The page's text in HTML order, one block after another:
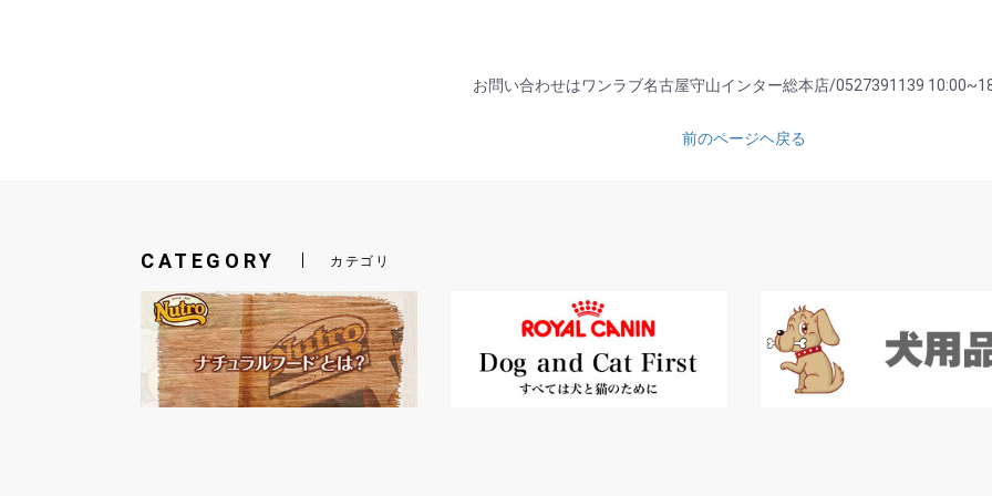
お問い合わせはワンラブ名古屋守山インター総本店/0527391139
前のページヘ戻る
CATEGORY カテゴリ